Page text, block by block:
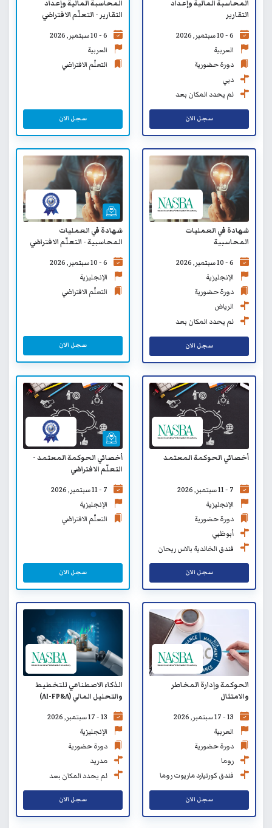
المحاسبة المالية وإعداد
التقارير
6 - 10 سبتمبر, 2026
العربية
دورة حضورية
دبي
لم يحدد المكان بعد
سجل الان
المحاسبة المالية وإعداد
التقارير - التعلّم الافتراضي
6 - 10 سبتمبر, 2026
العربية
التعلّم الافتراضي
سجل الان
شهادة في العمليات
المحاسبية
6 - 10 سبتمبر, 2026
الإنجليزية
دورة حضورية
الرياض
لم يحدد المكان بعد
سجل الان
شهادة في العمليات
المحاسبية - التعلّم الافتراضي
6 - 10 سبتمبر, 2026
الإنجليزية
التعلّم الافتراضي
سجل الان
أخصائي الحوكمة المعتمد
7 - 11 سبتمبر, 2026
الإنجليزية
دورة حضورية
أبوظبي
فندق الخالدية بالاس ريحان
سجل الان
أخصائي الحوكمة المعتمد -
التعلّم الافتراضي
7 - 11 سبتمبر, 2026
الإنجليزية
التعلّم الافتراضي
سجل الان
الحوكمة وإدارة المخاطر
والامتثال
13 - 17 سبتمبر, 2026
العربية
دورة حضورية
روما
فندق كورتيارد ماريوت روما
سجل الان
الذكاء الاصطناعي للتخطيط
والتحليل المالي (AI-FP&A)
13 - 17 سبتمبر, 2026
الإنجليزية
دورة حضورية
مدريد
لم يحدد المكان بعد
سجل الان